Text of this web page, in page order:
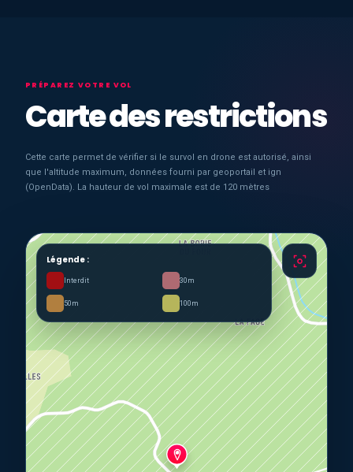
PRÉPAREZ VOTRE VOL
Carte des restrictions
Cette carte permet de vérifier si le survol en drone est autorisé, ainsi
que l'altitude maximum, données fourni par geoportail et ign
(OpenData). La hauteur de vol maximale est de 120 mètres
Légende :
Interdit 30m
50m 100m